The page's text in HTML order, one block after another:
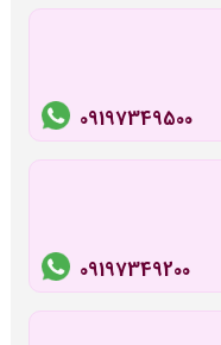
09197349500
09197349200